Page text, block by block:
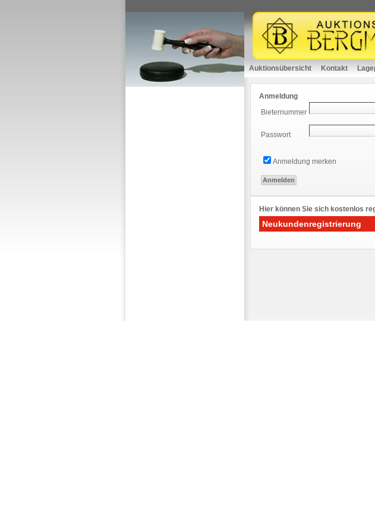
Auktionsübersicht Kontakt
Anmeldung
Bieternummer
Passwort
Anmeldung merken
Hier können Sie sich kostenlos
Neukundenregistrierung